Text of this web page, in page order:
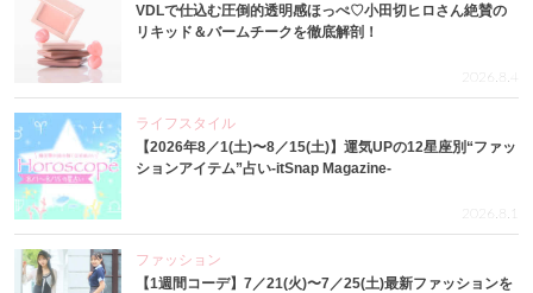
VDLで仕込む圧倒的透明感ほっぺ♡小田切ヒロさん絶賛の
リキッド＆バームチークを徹底解剖！
2026.8.4
ライフスタイル
【2026年8／1(土)〜8／15(土)】運気UPの12星座別“ファッ
ションアイテム”占い-itSnap Magazine-
2026.8.1
ファッション
【1週間コーデ】7／21(火)〜7／25(土)最新ファッションを